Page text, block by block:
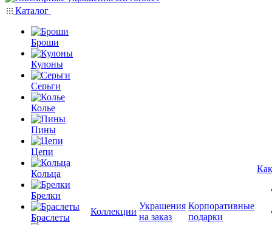
Каталог
Броши
Кулоны
Серьги
Колье
Пины
Цепи
Кольца
Брелки
Браслеты
Коллекции
Украшения
на заказ
Корпоративные
подарки